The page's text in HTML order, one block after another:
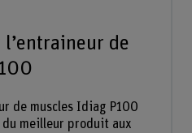
de
de muscles Idiag P100
du meilleur produit aux